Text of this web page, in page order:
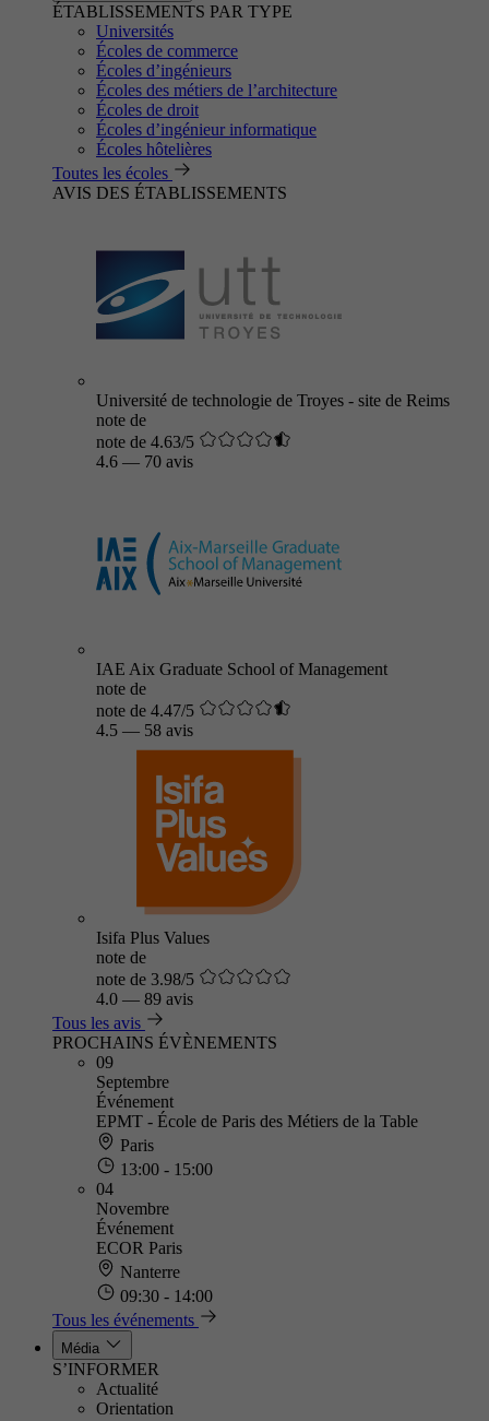
ÉTABLISSEMENTS PAR TYPE
Universités
Écoles de commerce
Écoles d’ingénieurs
Écoles des métiers de l’architecture
Écoles de droit
Écoles d’ingénieur informatique
Écoles hôtelières
Toutes les écoles
AVIS DES ÉTABLISSEMENTS
Université de technologie de Troyes - site de Reims
note de
note de 4.63/5
4.6 — 70 avis
IAE Aix Graduate School of Management
note de
note de 4.47/5
4.5 — 58 avis
Isifa Plus Values
note de
note de 3.98/5
4.0 — 89 avis
Tous les avis
PROCHAINS ÉVÈNEMENTS
09
Septembre
Événement
EPMT - École de Paris des Métiers de la Table
Paris
13:00 - 15:00
04
Novembre
Événement
ECOR Paris
Nanterre
09:30 - 14:00
Tous les événements
Média
S’INFORMER
Actualité
Orientation